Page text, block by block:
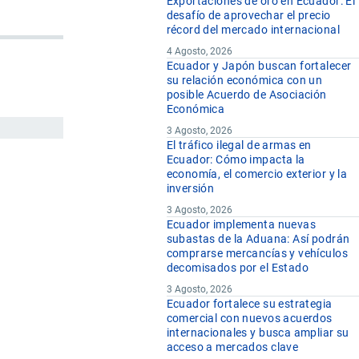
desafío de aprovechar el precio
récord del mercado internacional
4 Agosto, 2026
Ecuador y Japón buscan fortalecer
su relación económica con un
posible Acuerdo de Asociación
Económica
3 Agosto, 2026
El tráfico ilegal de armas en
Ecuador: Cómo impacta la
economía, el comercio exterior y la
inversión
3 Agosto, 2026
Ecuador implementa nuevas
subastas de la Aduana: Así podrán
comprarse mercancías y vehículos
decomisados por el Estado
3 Agosto, 2026
Ecuador fortalece su estrategia
comercial con nuevos acuerdos
internacionales y busca ampliar su
acceso a mercados clave